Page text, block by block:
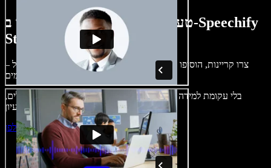
טעימה קטנה ממה שתוכלו ליצור ב-Speechify
Studio.
צרו קריינות, הוסיפו תמונות ללא זכויות, אודיו, סרטונים ושיבוט קול –
בלי עקומת למידה – הכול זמין בדפדפן. יוצרי תוכן כבר לא מוגבלים,
התחילו ליצור באולפן